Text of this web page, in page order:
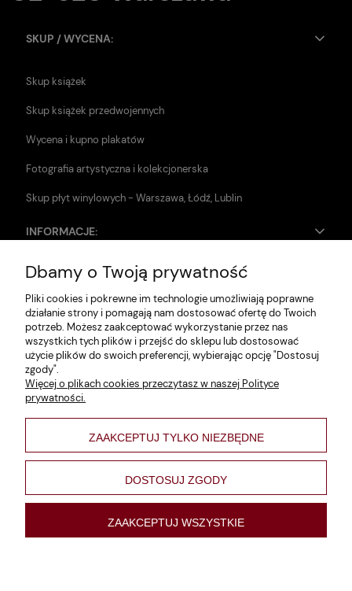
SKUP / WYCENA:
Skup książek
Skup książek przedwojennych
Wycena i kupno plakatów
Fotografia artystyczna i kolekcjonerska
Skup płyt winylowych - Warszawa, Łódź, Lublin
INFORMACJE:
Zwroty i reklamacje
Dane firmy
Jak szukać?
Polityka prywatności
Regulamin
Poltyka cookies
varsaviana
Nowości
Dbamy o Twoją prywatność
Pliki cookies i pokrewne im technologie umożliwiają poprawne
działanie strony i pomagają nam dostosować ofertę do Twoich
potrzeb. Możesz zaakceptować wykorzystanie przez nas
wszystkich tych plików i przejść do sklepu lub dostosować
użycie plików do swoich preferencji, wybierając opcję "Dostosuj
zgody".
Więcej o plikach cookies przeczytasz w naszej Polityce
prywatności.
ZAAKCEPTUJ TYLKO NIEZBĘDNE
DOSTOSUJ ZGODY
ZAAKCEPTUJ WSZYSTKIE